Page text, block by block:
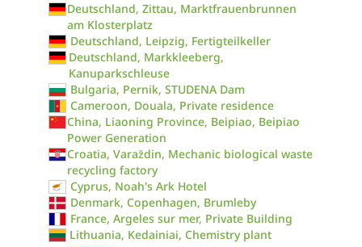
Deutschland, Zittau, Marktfrauenbrunnen
am Klosterplatz
Deutschland, Leipzig, Fertigteilkeller
Deutschland, Markkleeberg,
Kanuparkschleuse
Bulgaria, Pernik, STUDENA Dam
Cameroon, Douala, Private residence
China, Liaoning Province, Beipiao, Beipiao
Power Generation
Croatia, Varaždin, Mechanic biological waste
recycling factory
Cyprus, Noah's Ark Hotel
Denmark, Copenhagen, Brumleby
France, Argeles sur mer, Private Building
Lithuania, Kedainiai, Chemistry plant